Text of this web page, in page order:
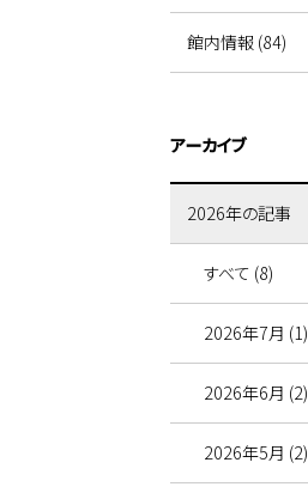
館内情報 (84)
アーカイブ
2026年の記事
すべて (8)
2026年7月 (1)
2026年6月 (2)
2026年5月 (2)